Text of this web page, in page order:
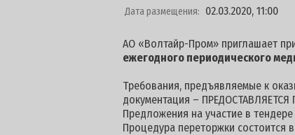
Дата размещения: 02.03.2020, 11:00
АО «Волтайр-Пром» приглашает
ежегодного периодического
Требования, предъявляемые к
документация –
Предложения на участие в
Процедура переторжки состоится в